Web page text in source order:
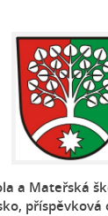
a Mateřská
příspěvková